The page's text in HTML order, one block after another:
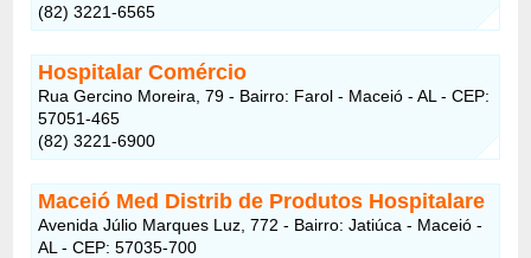
(82) 3221-6565
Hospitalar Comércio
Rua Gercino Moreira, 79 - Bairro: Farol - Maceió - AL - CEP:
57051-465
(82) 3221-6900
Maceió Med Distrib de Produtos Hospitalare
Avenida Júlio Marques Luz, 772 - Bairro: Jatiúca - Maceió -
AL - CEP: 57035-700